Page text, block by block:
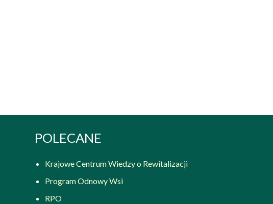
POLECANE
Krajowe Centrum Wiedzy o Rewitalizacji
Program Odnowy Wsi
RPO